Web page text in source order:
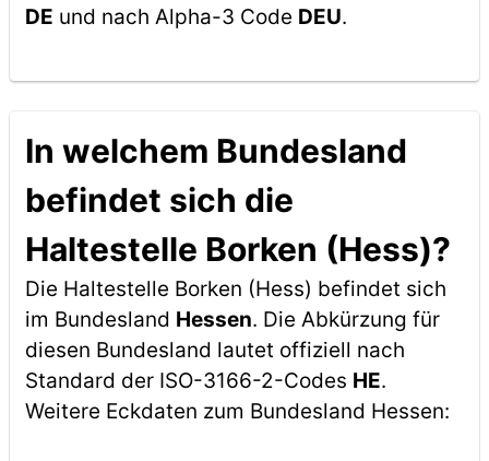
DE und nach Alpha-3 Code DEU.
In welchem Bundesland
befindet sich die
Haltestelle Borken (Hess)?
Die Haltestelle Borken (Hess) befindet sich
im Bundesland Hessen. Die Abkürzung für
diesen Bundesland lautet offiziell nach
Standard der ISO-3166-2-Codes HE.
Weitere Eckdaten zum Bundesland Hessen: